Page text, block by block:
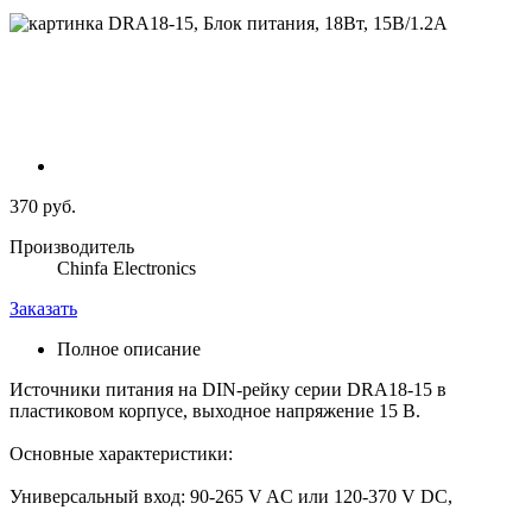
370 руб.
Производитель
Chinfa Electronics
Заказать
Полное описание
Источники питания на DIN-рейку серии DRA18-15 в
пластиковом корпусе, выходное напряжение 15 В.
Основные характеристики:
Универсальный вход: 90-265 V AC или 120-370 V DC,